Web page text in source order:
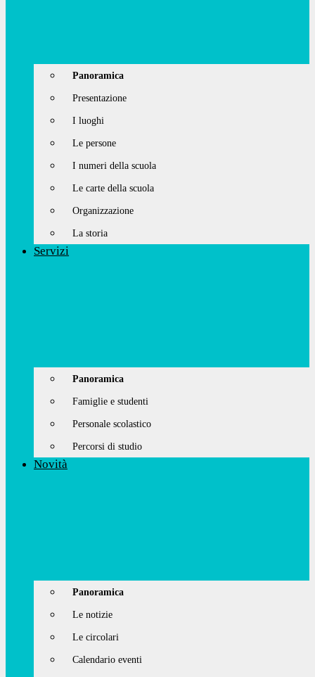
Panoramica
Presentazione
I luoghi
Le persone
I numeri della scuola
Le carte della scuola
Organizzazione
La storia
Servizi
Panoramica
Famiglie e studenti
Personale scolastico
Percorsi di studio
Novità
Panoramica
Le notizie
Le circolari
Calendario eventi